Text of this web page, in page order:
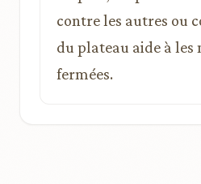
contre les autres ou
du plateau aide à
fermées.